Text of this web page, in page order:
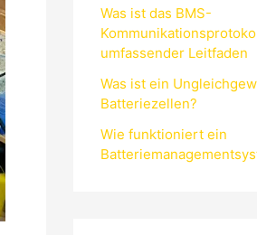
Was ist das BMS-
umfassender Leitfaden
Was ist ein
Batteriezellen?
Wie funktioniert ein